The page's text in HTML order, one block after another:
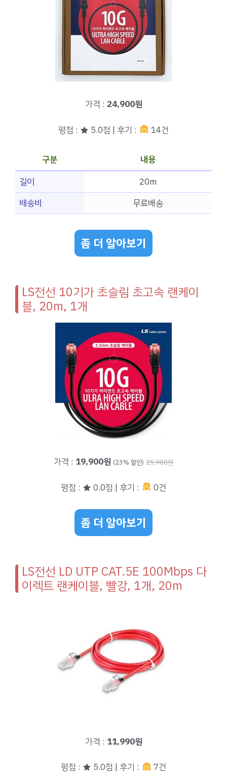
가격 : 24,900원
평점 : ★ 5.0점 | 후기 : 14건
구분
내용
길이
20m
배송비
무료배송
좀 더 알아보기
LS전선 10기가 초슬림 초고속 랜케이
블, 20m, 1개
가격 : 19,900원 (23% 할인) 25,900원
평점 : ★ 0.0점 | 후기 : 0건
좀 더 알아보기
LS전선 LD UTP CAT.5E 100Mbps 다
이렉트 랜케이블, 빨강, 1개, 20m
가격 : 11,990원
평점 : ★ 5.0점 | 후기 : 7건